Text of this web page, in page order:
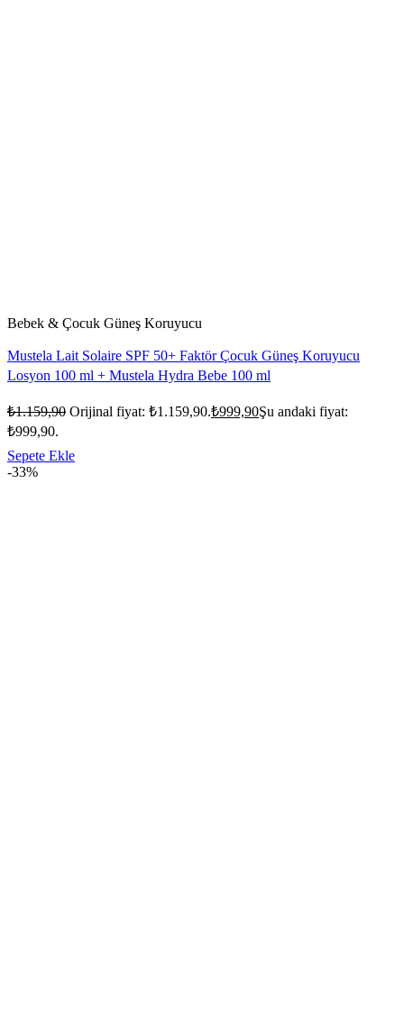
Bebek & Çocuk Güneş Koruyucu
Mustela Lait Solaire SPF 50+ Faktör Çocuk Güneş Koruyucu
Losyon 100 ml + Mustela Hydra Bebe 100 ml
₺1.159,90 Orijinal fiyat: ₺1.159,90.₺999,90Şu andaki fiyat:
₺999,90.
Sepete Ekle
-33%